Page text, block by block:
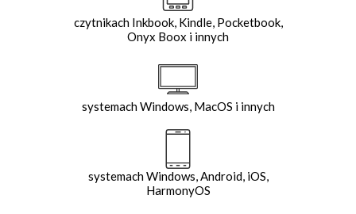
czytnikach Inkbook, Kindle, Pocketbook,
Onyx Boox i innych
systemach Windows, MacOS i innych
systemach Windows, Android, iOS,
HarmonyOS